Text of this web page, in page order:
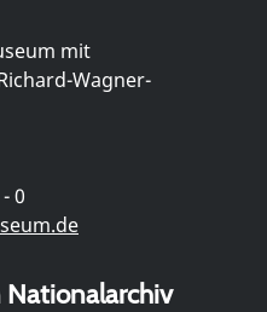
mit
Wagner-
0